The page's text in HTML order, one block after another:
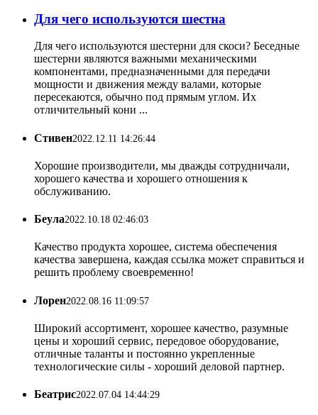
Для чего используются шестна
Для чего используются шестерни для скоси? Беседные
шестерни являются важными механическими
компонентами, предназначенными для передачи
мощности и движения между валами, которые
пересекаются, обычно под прямым углом. Их
отличительный кони ...
Стивен2022.12.11 14:26:44
Хорошие производители, мы дважды сотрудничали,
хорошего качества и хорошего отношения к
обслуживанию.
Беула2022.10.18 02:46:03
Качество продукта хорошее, система обеспечения
качества завершена, каждая ссылка может справиться и
решить проблему своевременно!
Лорен2022.08.16 11:09:57
Широкий ассортимент, хорошее качество, разумные
цены и хороший сервис, передовое оборудование,
отличные таланты и постоянно укрепленные
технологические силы - хороший деловой партнер.
Беатрис2022.07.04 14:44:29